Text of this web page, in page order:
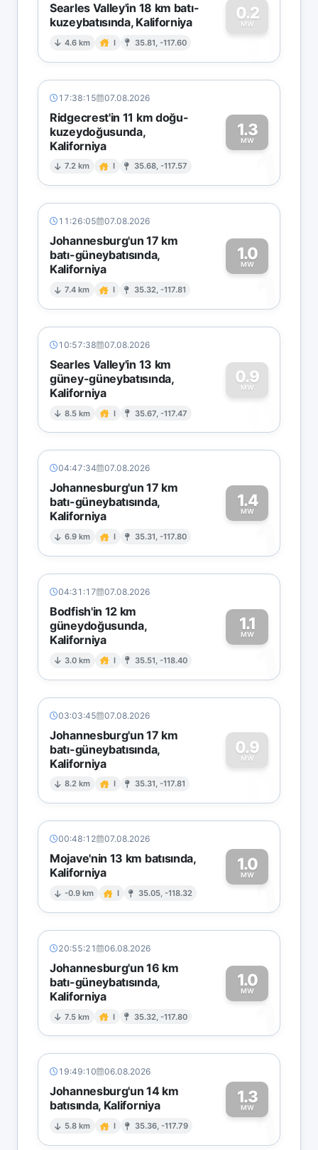
Searles Valley'in 18 km batı-
kuzeybatısında, Kaliforniya
4.6 km I 35.81, -117.60
0.2
MW
0
17:38:15 07.08.2026
Ridgecrest'in 11 km doğu-
kuzeydoğusunda,
Kaliforniya
7.2 km I 35.68, -117.57
1.3
MW
1
11:26:05 07.08.2026
Johannesburg'un 17 km
batı-güneybatısında,
Kaliforniya
7.4 km I 35.32, -117.81
1.0
MW
1
10:57:38 07.08.2026
Searles Valley'in 13 km
güney-güneybatısında,
Kaliforniya
8.5 km I 35.67, -117.47
0.9
MW
0
04:47:34 07.08.2026
Johannesburg'un 17 km
batı-güneybatısında,
Kaliforniya
6.9 km I 35.31, -117.80
1.4
MW
1
04:31:17 07.08.2026
Bodfish'in 12 km
güneydoğusunda,
Kaliforniya
3.0 km I 35.51, -118.40
1.1
MW
1
03:03:45 07.08.2026
Johannesburg'un 17 km
batı-güneybatısında,
Kaliforniya
8.2 km I 35.31, -117.81
0.9
MW
0
00:48:12 07.08.2026
Mojave'nin 13 km batısında,
Kaliforniya
-0.9 km I 35.05, -118.32
1.0
MW1
20:55:21 06.08.2026
Johannesburg'un 16 km
batı-güneybatısında,
Kaliforniya
7.5 km I 35.32, -117.80
1.0
MW
1
19:49:10 06.08.2026
Johannesburg'un 14 km
batısında, Kaliforniya
5.8 km I 35.36, -117.79
1.3
MW1